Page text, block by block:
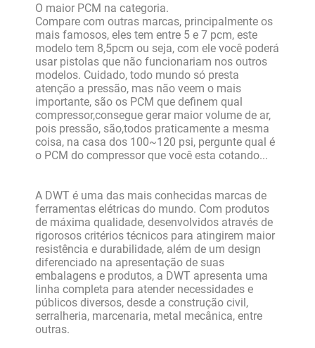
O maior PCM na categoria.
Compare com outras marcas, principalmente os
mais famosos, eles tem entre 5 e 7 pcm, este
modelo tem 8,5pcm ou seja, com ele você poderá
usar pistolas que não funcionariam nos outros
modelos. Cuidado, todo mundo só presta
atenção a pressão, mas não veem o mais
importante, são os PCM que definem qual
compressor,consegue gerar maior volume de ar,
pois pressão, são,todos praticamente a mesma
coisa, na casa dos 100~120 psi, pergunte qual é
o PCM do compressor que você esta cotando...
A DWT é uma das mais conhecidas marcas de
ferramentas elétricas do mundo. Com produtos
de máxima qualidade, desenvolvidos através de
rigorosos critérios técnicos para atingirem maior
resistência e durabilidade, além de um design
diferenciado na apresentação de suas
embalagens e produtos, a DWT apresenta uma
linha completa para atender necessidades e
públicos diversos, desde a construção civil,
serralheria, marcenaria, metal mecânica, entre
outras.